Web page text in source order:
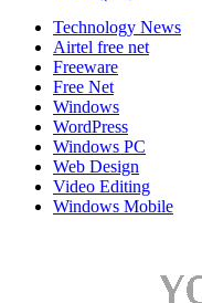
Technology News
Airtel free net
Freeware
Free Net
Windows
WordPress
Windows PC
Web Design
Video Editing
Windows Mobile